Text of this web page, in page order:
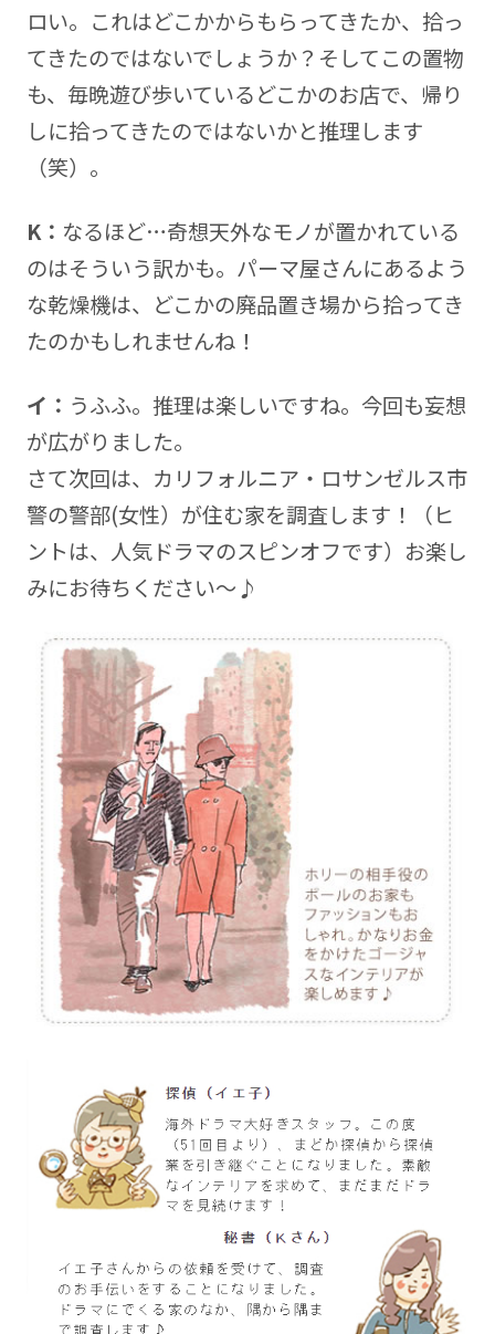
ロい。これはどこかからもらってきたか、拾っ
てきたのではないでしょうか？そしてこの置物
も、毎晩遊び歩いているどこかのお店で、帰り
しに拾ってきたのではないかと推理します
（笑）。
K： なるほど…奇想天外なモノが置かれている
のはそういう訳かも。パーマ屋さんにあるよう
な乾燥機は、どこかの廃品置き場から拾ってき
たのかもしれませんね！
イ： うふふ。推理は楽しいですね。今回も妄想
が広がりました。
さて次回は、カリフォルニア・ロサンゼルス市
警の警部(女性）が住む家を調査します！（ヒ
ントは、人気ドラマのスピンオフです）お楽し
みにお待ちください～♪